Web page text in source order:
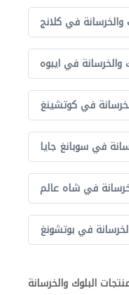
في كلانج
في ايبوه
في كوتشينغ
في سوبانغ جايا
في شاه عالم
في بوتشونغ